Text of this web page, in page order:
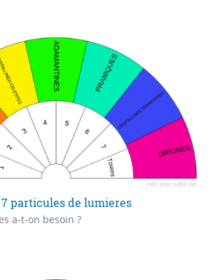
7 particules de lumieres
a-t-on besoin ?